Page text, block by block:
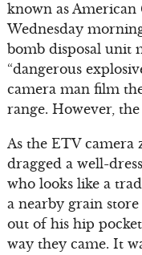
known as American
Wednesday
bomb disposal unit
“dangerous
camera man film
range. However,
As the ETV camera
dragged a well-
who looks like a
a nearby grain
out of his hip
way they came. It